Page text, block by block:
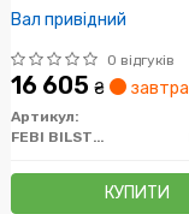
Вал привідний
0 відгуків
16 605 ₴ завтра
Артикул:
FEBI BILSTEIN
КУПИТИ